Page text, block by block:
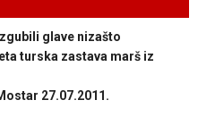
glave nizašto
turska zastava marš iz
27.07.2011.